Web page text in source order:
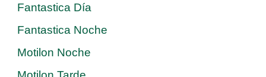
Fantastica Día
Fantastica Noche
Motilon Noche